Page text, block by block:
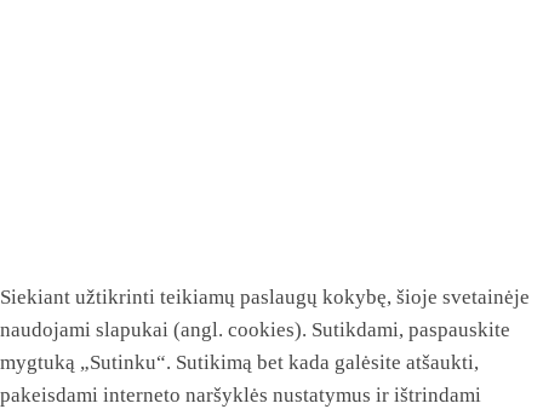
Siekiant užtikrinti teikiamų paslaugų kokybę, šioje svetainėje
naudojami slapukai (angl. cookies). Sutikdami, paspauskite
mygtuką „Sutinku“. Sutikimą bet kada galėsite atšaukti,
pakeisdami interneto naršyklės nustatymus ir ištrindami